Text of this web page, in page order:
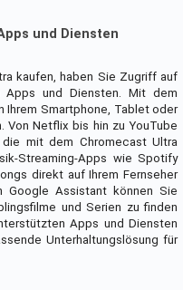
und Diensten
kaufen, haben Sie Zugriff auf
Apps und Diensten. Mit dem
Ihrem Smartphone, Tablet oder
Von Netflix bis hin zu YouTube
mit dem Chromecast Ultra
Streaming-Apps wie Spotify
direkt auf Ihrem Fernseher
Google Assistant können Sie
und Serien zu finden
Apps und Diensten
Unterhaltungslösung für